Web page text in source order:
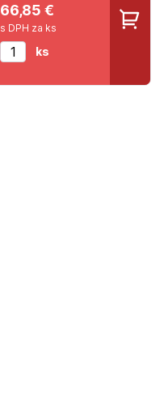
66,85 €
s DPH za ks
ks